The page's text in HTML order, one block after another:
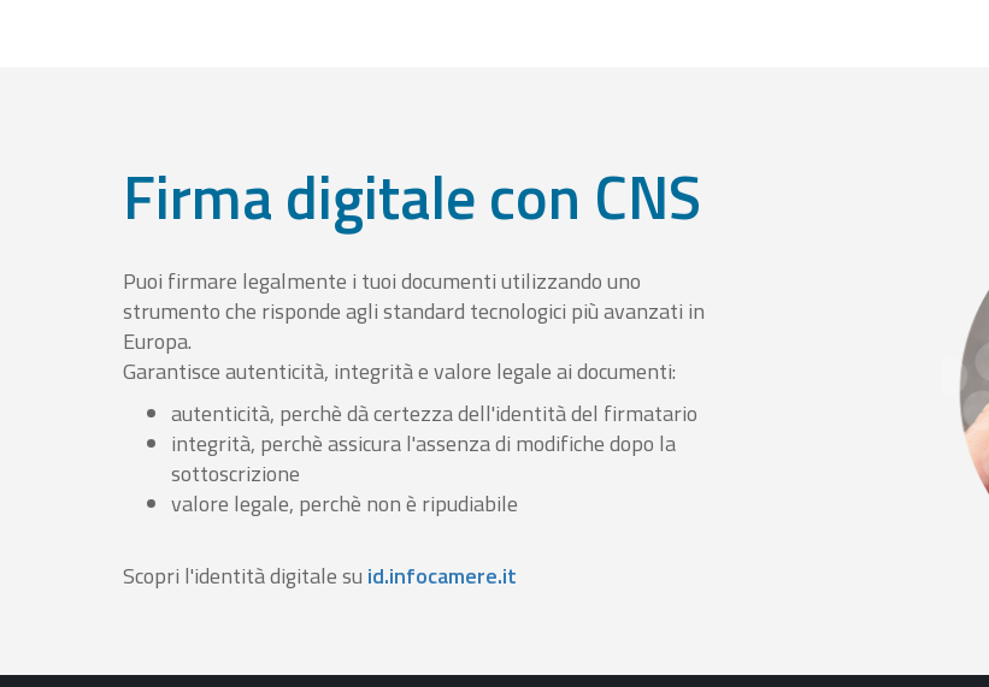
Firma digitale con CNS
Puoi firmare legalmente i tuoi documenti utilizzando uno
strumento che risponde agli standard tecnologici più avanzati in
Europa.
Garantisce autenticità, integrità e valore legale ai documenti:
autenticità, perchè dà certezza dell'identità del firmatario
integrità, perchè assicura l'assenza di modifiche dopo la
sottoscrizione
valore legale, perchè non è ripudiabile
Scopri l'identità digitale su id.infocamere.it